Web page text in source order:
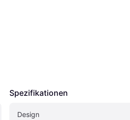
Spezifikationen
Design